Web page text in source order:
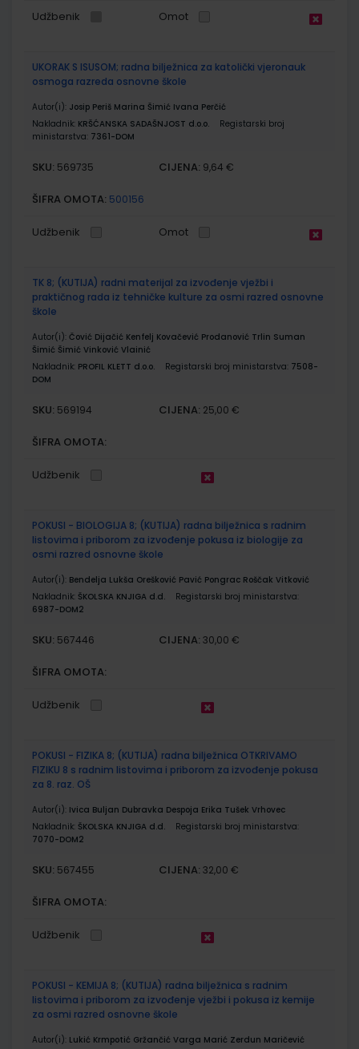
Udžbenik Omot
UKORAK S ISUSOM; radna bilježnica za katolički vjeronauk
osmoga razreda osnovne škole
Autor(i): Josip Periš Marina Šimić Ivana Perčić
Nakladnik: KRŠĆANSKA SADAŠNJOST d.o.o.
Registarski broj
ministarstva: 7361-DOM
SKU: 569735 CIJENA: 9,64 €
ŠIFRA OMOTA: 500156
Udžbenik Omot
TK 8; (KUTIJA) radni materijal za izvođenje vježbi i
praktičnog rada iz tehničke kulture za osmi razred osnovne
škole
Autor(i): Čović Dijačić Kenfelj Kovačević Prodanović Trlin Suman
Šimić Šimić Vinković Vlainić
Nakladnik: PROFIL KLETT d.o.o. Registarski broj ministarstva: 7508-
DOM
SKU: 569194 CIJENA: 25,00 €
ŠIFRA OMOTA:
Udžbenik
POKUSI - BIOLOGIJA 8; (KUTIJA) radna bilježnica s radnim
listovima i priborom za izvođenje pokusa iz biologije za
osmi razred osnovne škole
Autor(i): Bendelja Lukša Orešković Pavić Pongrac Roščak Vitković
Nakladnik: ŠKOLSKA KNJIGA d.d.
Registarski broj ministarstva:
6987-DOM2
SKU: 567446 CIJENA: 30,00 €
ŠIFRA OMOTA:
Udžbenik
POKUSI - FIZIKA 8; (KUTIJA) radna bilježnica OTKRIVAMO
FIZIKU 8 s radnim listovima i priborom za izvođenje pokusa
za 8. raz. OŠ
Autor(i): Ivica Buljan Dubravka Despoja Erika Tušek Vrhovec
Nakladnik: ŠKOLSKA KNJIGA d.d.
Registarski broj ministarstva:
7070-DOM2
SKU: 567455 CIJENA: 32,00 €
ŠIFRA OMOTA:
Udžbenik
POKUSI - KEMIJA 8; (KUTIJA) radna bilježnica s radnim
listovima i priborom za izvođenje vježbi i pokusa iz kemije
za osmi razred osnovne škole
Autor(i): Lukić Krmpotić Gržančić Varga Marić Zerdun Maričević